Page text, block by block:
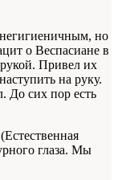
но
о Веспасиане в
Привел их
на руку.
До сих пор есть
глаза. Мы